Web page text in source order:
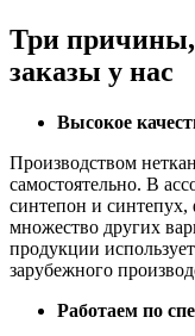
Три причины,
заказы у нас
Высокое
Производством
самостоятельно. В
синтепон и синтепух,
множество других
продукции
зарубежного
Работаем по